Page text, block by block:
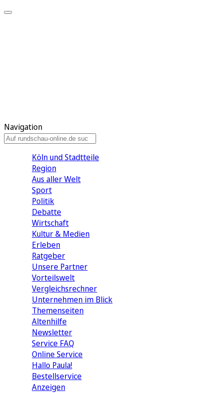
Navigation
Köln und Stadtteile
Region
Aus aller Welt
Sport
Politik
Debatte
Wirtschaft
Kultur & Medien
Erleben
Ratgeber
Unsere Partner
Vorteilswelt
Vergleichsrechner
Unternehmen im Blick
Themenseiten
Altenhilfe
Newsletter
Service FAQ
Online Service
Hallo Paula!
Bestellservice
Anzeigen